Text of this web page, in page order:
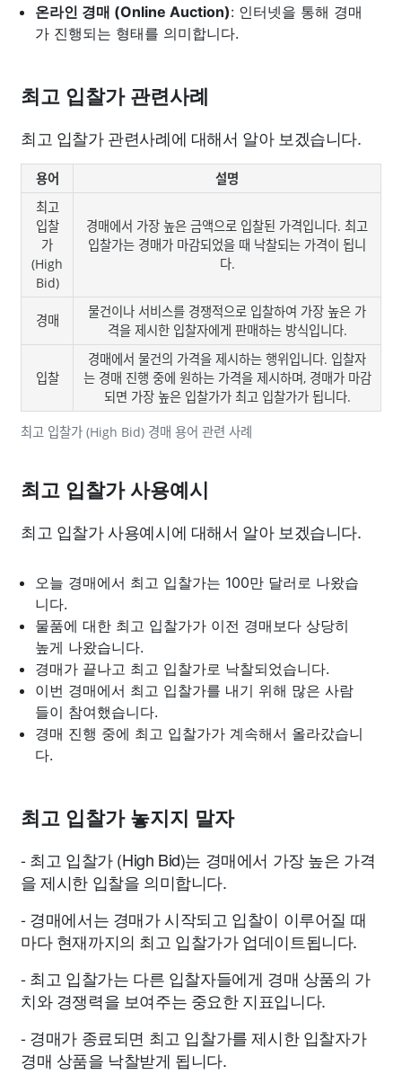
온라인 경매 (Online Auction): 인터넷을 통해 경매
가 진행되는 형태를 의미합니다.
최고 입찰가 관련사례
최고 입찰가 관련사례에 대해서 알아 보겠습니다.
최고 입찰가 (High Bid) 경매 용어 관련 사례
용어
설명
최고
입찰
가
(High
Bid)
경매에서 가장 높은 금액으로 입찰된 가격입니다. 최고
입찰가는 경매가 마감되었을 때 낙찰되는 가격이 됩니
다.
경매
물건이나 서비스를 경쟁적으로 입찰하여 가장 높은 가
격을 제시한 입찰자에게 판매하는 방식입니다.
입찰
경매에서 물건의 가격을 제시하는 행위입니다. 입찰자
는 경매 진행 중에 원하는 가격을 제시하며, 경매가 마감
되면 가장 높은 입찰가가 최고 입찰가가 됩니다.
최고 입찰가 사용예시
최고 입찰가 사용예시에 대해서 알아 보겠습니다.
오늘 경매에서 최고 입찰가는 100만 달러로 나왔습
니다.
물품에 대한 최고 입찰가가 이전 경매보다 상당히
높게 나왔습니다.
경매가 끝나고 최고 입찰가로 낙찰되었습니다.
이번 경매에서 최고 입찰가를 내기 위해 많은 사람
들이 참여했습니다.
경매 진행 중에 최고 입찰가가 계속해서 올라갔습니
다.
최고 입찰가 놓지지 말자
- 최고 입찰가 (High Bid)는 경매에서 가장 높은 가격
을 제시한 입찰을 의미합니다.
- 경매에서는 경매가 시작되고 입찰이 이루어질 때
마다 현재까지의 최고 입찰가가 업데이트됩니다.
- 최고 입찰가는 다른 입찰자들에게 경매 상품의 가
치와 경쟁력을 보여주는 중요한 지표입니다.
- 경매가 종료되면 최고 입찰가를 제시한 입찰자가
경매 상품을 낙찰받게 됩니다.